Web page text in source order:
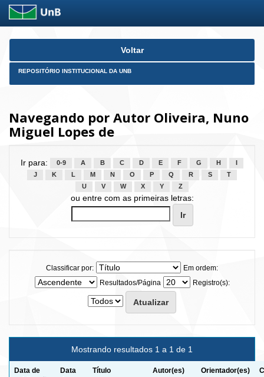
Skip
Voltar
REPOSITÓRIO INSTITUCIONAL DA UNB
Navegando por Autor Oliveira, Nuno
Miguel Lopes de
Ir para: 0-9 A B C D E F G H
J
K L M N O P Q R S
T
U
V W X Y Z
ou entre com as primeiras letras:
Classificar por:
Em ordem:
Resultados/Página
Registro(s):
Mostrando resultados 1 a 1 de 1
Data de
Data
Título Autor(es) Orientador(es)